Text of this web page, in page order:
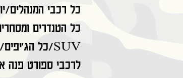
כל רכבי המנהלים/
כל הטנדרים
כל הג'יפים/ג'יפונים/SUV
לרכבי ספורט פנה